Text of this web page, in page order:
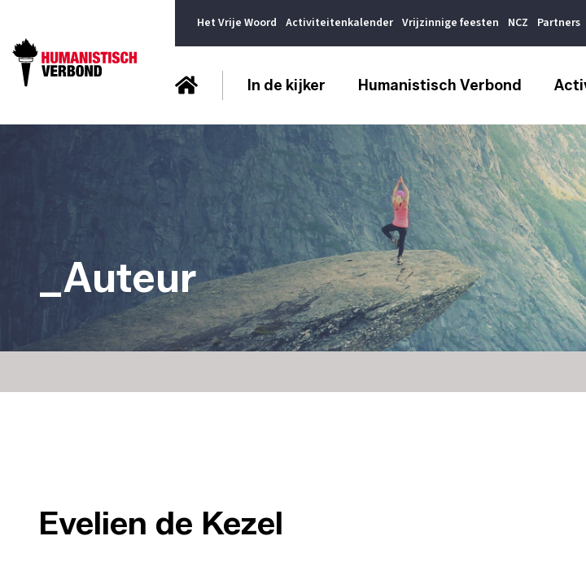
Het Vrije Woord Activiteitenkalender Vrijzinnige feesten NCZ Partners
In de kijker Humanistisch Verbond
_Auteur
Evelien de Kezel